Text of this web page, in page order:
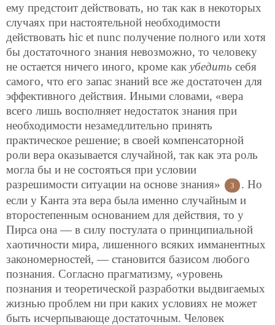
ему предстоит действовать, но так как в некоторых
случаях при настоятельной необходимости
действовать hic et nunc получение полного или хотя
бы достаточного знания невозможно, то человеку
не остается ничего иного, кроме как убедить себя
самого, что его запас знаний все же достаточен для
эффективного действия. Иными словами, «вера
всего лишь восполняет недостаток знания при
необходимости незамедлительно принять
практическое решение; в своей компенсаторной
роли вера оказывается случайной, так как эта роль
могла бы и не состояться при условии
разрешимости ситуации на основе знания»
3
. Но
если у Канта эта вера была именно случайным и
второстепенным основанием для действия, то у
Пирса она — в силу постулата о принципиальной
хаотичности мира, лишенного всяких имманентных
закономерностей, — становится базисом любого
познания. Согласно прагматизму, «уровень
познания и теоретической разработки выдвигаемых
жизнью проблем ни при каких условиях не может
быть исчерпывающе достаточным. Человек